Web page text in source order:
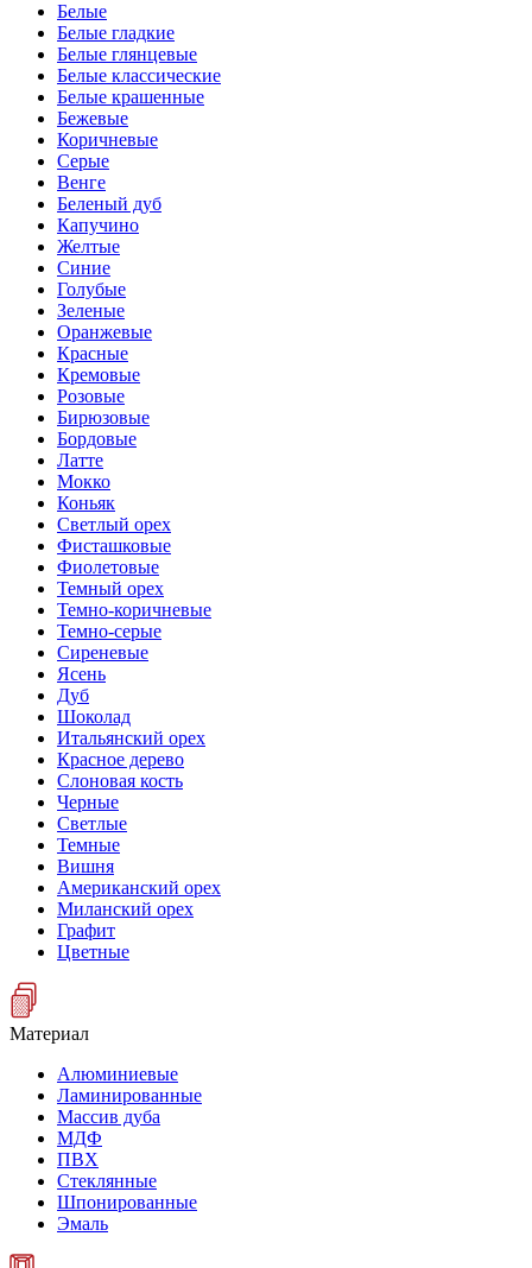
Белые
Белые гладкие
Белые глянцевые
Белые классические
Белые крашенные
Бежевые
Коричневые
Серые
Венге
Беленый дуб
Капучино
Желтые
Синие
Голубые
Зеленые
Оранжевые
Красные
Кремовые
Розовые
Бирюзовые
Бордовые
Латте
Мокко
Коньяк
Светлый орех
Фисташковые
Фиолетовые
Темный орех
Темно-коричневые
Темно-серые
Сиреневые
Ясень
Дуб
Шоколад
Итальянский орех
Красное дерево
Слоновая кость
Черные
Светлые
Темные
Вишня
Американский орех
Миланский орех
Графит
Цветные
Материал
Алюминиевые
Ламинированные
Массив дуба
МДФ
ПВХ
Стеклянные
Шпонированные
Эмаль